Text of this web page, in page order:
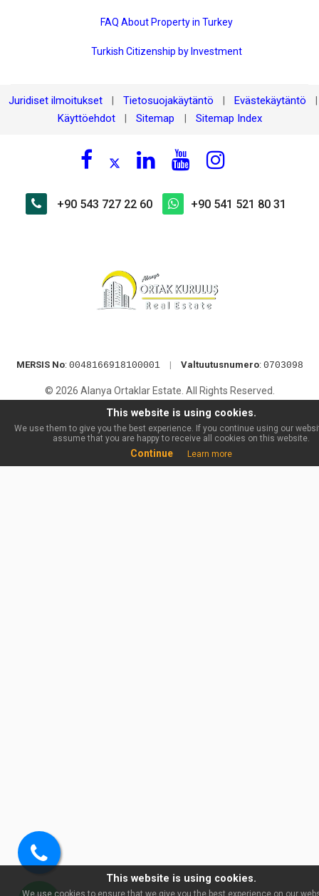
FAQ About Property in Turkey
Turkish Citizenship by Investment
Juridiset ilmoitukset Tietosuojakäytäntö Evästekäytäntö
Käyttöehdot Sitemap Sitemap Index
+90 543 727 22 60 +90 541 521 80 31
MERSIS No: 0048166918100001 | Valtuutusnumero: 0703098
© 2026 Alanya Ortaklar Estate. All Rights Reserved.
Soita
meille This website is using cookies.
We use cookies to ensure that we give you the best experience on our
This website is using cookies.
We use them to give you the best experience. If you continue using our
assume that you are happy to receive all cookies on this website.
Continue Learn more